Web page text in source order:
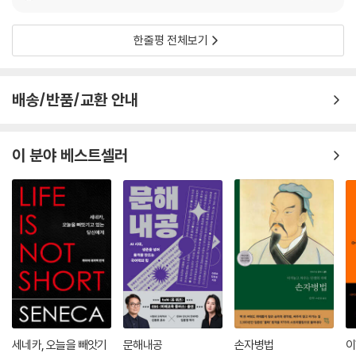
한줄평 전체보기
배송/반품/교환 안내
이 분야 베스트셀러
세네카, 오늘을 빼앗기
문해내공 손자병법